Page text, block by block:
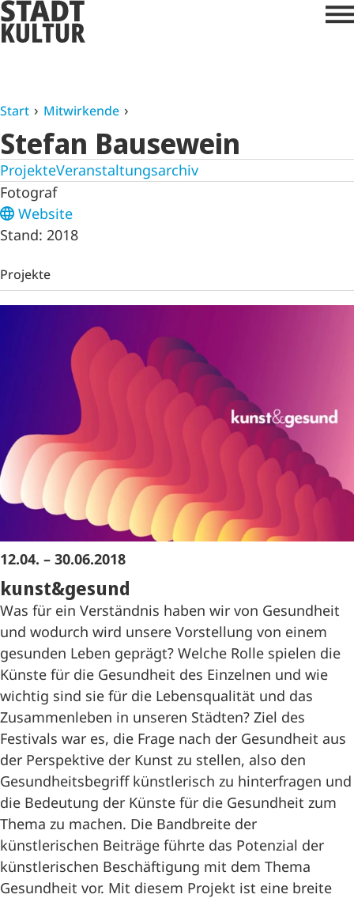
Start Mitwirkende
Stefan Bausewein
ProjekteVeranstaltungsarchiv
Fotograf
Website
Stand: 2018
Projekte
12.04. – 30.06.2018
kunst&gesund
Was für ein Verständnis haben wir von Gesundheit
und wodurch wird unsere Vorstellung von einem
gesunden Leben geprägt? Welche Rolle spielen die
Künste für die Gesundheit des Einzelnen und wie
wichtig sind sie für die Lebensqualität und das
Zusammenleben in unseren Städten? Ziel des
Festivals war es, die Frage nach der Gesundheit aus
der Perspektive der Kunst zu stellen, also den
Gesundheitsbegriff künstlerisch zu hinterfragen und
die Bedeutung der Künste für die Gesundheit zum
Thema zu machen. Die Bandbreite der
künstlerischen Beiträge führte das Potenzial der
künstlerischen Beschäftigung mit dem Thema
Gesundheit vor. Mit diesem Projekt ist eine breite